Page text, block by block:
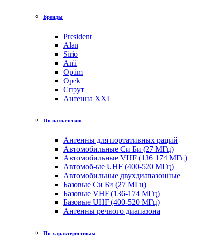
Бренды
President
Alan
Sirio
Anli
Optim
Opek
Спрут
Антенна XXI
По назначению
Антенны для портативных раций
Автомобильные Си Би (27 МГц)
Автомобильные VHF (136-174 МГц)
Автомоб-ые UHF (400-520 МГц)
Автомобильные двухдиапазонные
Базовые Си Би (27 МГц)
Базовые VHF (136-174 МГц)
Базовые UHF (400-520 МГц)
Антенны речного диапазона
По характеристикам